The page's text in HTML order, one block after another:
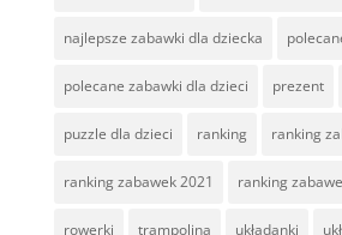
najlepsze zabawki dla dziecka
polecane zabawki dla dzieci prezent
puzzle dla dzieci ranking ranking
ranking zabawek 2021 ranking
rowerki trampolina układanki